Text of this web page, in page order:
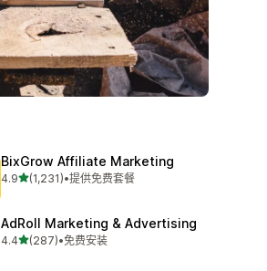
BixGrow Affiliate Marketing
4.9星（满分 5 星）
(1,231)
总共 1231 条评论
•提供免费套餐
AdRoll Marketing & Advertising
4.4星（满分 5 星）
(287)
总共 287 条评论
•免费安装